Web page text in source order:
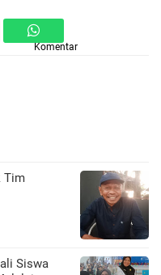
Komentar
Tim
Siswa